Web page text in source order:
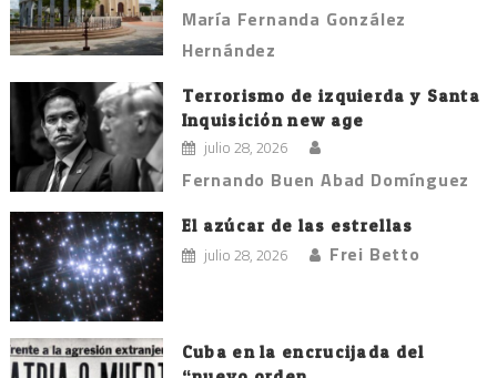
María Fernanda González
Hernández
Terrorismo de izquierda y Santa
Inquisición new age
julio 28, 2026
Fernando Buen Abad Domínguez
El azúcar de las estrellas
julio 28, 2026 Frei Betto
Cuba en la encrucijada del